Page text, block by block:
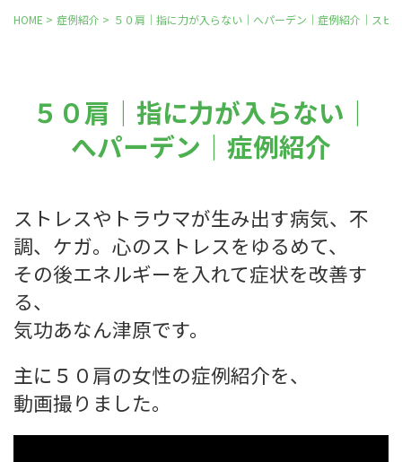
HOME > 症例紹介 > ５０肩｜指に力が入らない｜へパーデン｜症例紹介｜スピ
５０肩｜指に力が入らない｜
へパーデン｜症例紹介
ストレスやトラウマが生み出す病気、不
調、ケガ。心のストレスをゆるめて、
その後エネルギーを入れて症状を改善す
る、
気功あなん津原です。
主に５０肩の女性の症例紹介を、
動画撮りました。